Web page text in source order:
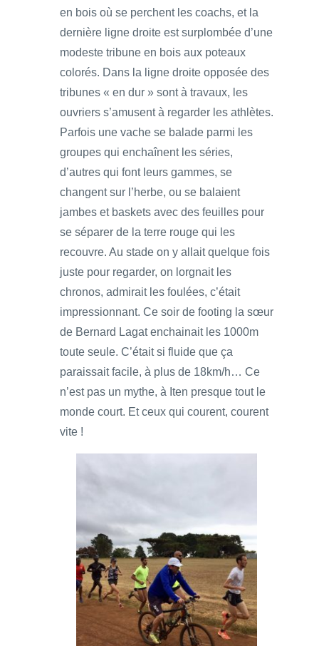
en bois où se perchent les coachs, et la
dernière ligne droite est surplombée d’une
modeste tribune en bois aux poteaux
colorés. Dans la ligne droite opposée des
tribunes « en dur » sont à travaux, les
ouvriers s’amusent à regarder les athlètes.
Parfois une vache se balade parmi les
groupes qui enchaînent les séries,
d’autres qui font leurs gammes, se
changent sur l’herbe, ou se balaient
jambes et baskets avec des feuilles pour
se séparer de la terre rouge qui les
recouvre. Au stade on y allait quelque fois
juste pour regarder, on lorgnait les
chronos, admirait les foulées, c’était
impressionnant. Ce soir de footing la sœur
de Bernard Lagat enchainait les 1000m
toute seule. C’était si fluide que ça
paraissait facile, à plus de 18km/h… Ce
n’est pas un mythe, à Iten presque tout le
monde court. Et ceux qui courent, courent
vite !